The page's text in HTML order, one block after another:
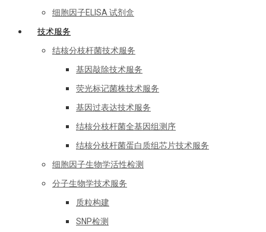
细胞因子ELISA 试剂盒
技术服务
结核分枝杆菌技术服务
基因敲除技术服务
荧光标记菌株技术服务
基因过表达技术服务
结核分枝杆菌全基因组测序
结核分枝杆菌蛋白质组芯片技术服务
细胞因子生物学活性检测
分子生物学技术服务
质粒构建
SNP检测